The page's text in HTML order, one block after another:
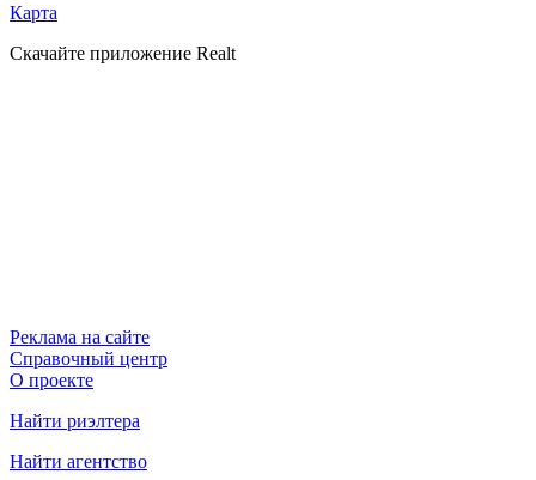
Карта
Скачайте приложение Realt
Реклама на сайте
Справочный центр
О проекте
Найти риэлтера
Найти агентство